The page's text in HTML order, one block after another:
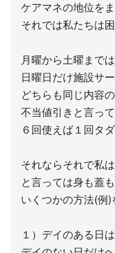
ケアマネの地位を
それでは私たちは困
月曜から土曜まで
日曜日だけ施設サ
どちらも同じ内容
不当値引きと言っ
６回使えば１回タ
それならそれで私
と言っては身も蓋
いくつかの方法(例)
１）デイのある日